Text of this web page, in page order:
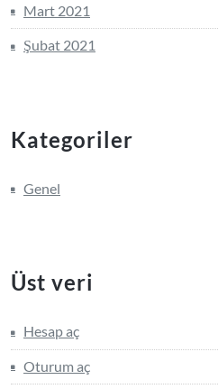
Mart 2021
Şubat 2021
Kategoriler
Genel
Üst veri
Hesap aç
Oturum aç